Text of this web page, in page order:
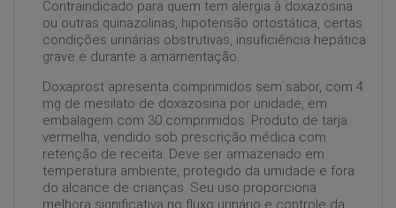
Contraindicado para quem tem alergia à doxazosina
ou outras quinazolinas, hipotensão ortostática, certas
condições urinárias obstrutivas, insuficiência hepática
grave e durante a amamentação.
Doxaprost apresenta comprimidos sem sabor, com 4
mg de mesilato de doxazosina por unidade, em
embalagem com 30 comprimidos. Produto de tarja
vermelha, vendido sob prescrição médica com
retenção de receita. Deve ser armazenado em
temperatura ambiente, protegido da umidade e fora
do alcance de crianças. Seu uso proporciona
melhora significativa no fluxo urinário e controle da